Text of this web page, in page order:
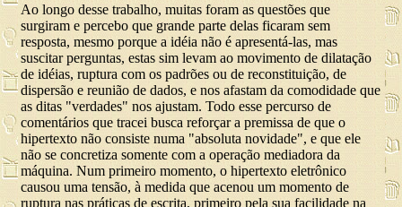
Ao longo desse trabalho, muitas foram as questões que
surgiram e percebo que grande parte delas ficaram sem
resposta, mesmo porque a idéia não é apresentá-las, mas
suscitar perguntas, estas sim levam ao movimento de dilatação
de idéias, ruptura com os padrões ou de reconstituição, de
dispersão e reunião de dados, e nos afastam da comodidade que
as ditas "verdades" nos ajustam. Todo esse percurso de
comentários que tracei busca reforçar a premissa de que o
hipertexto não consiste numa "absoluta novidade", e que ele
não se concretiza somente com a operação mediadora da
máquina. Num primeiro momento, o hipertexto eletrônico
causou uma tensão, à medida que acenou um momento de
ruptura nas práticas de escrita, primeiro pela sua facilidade na